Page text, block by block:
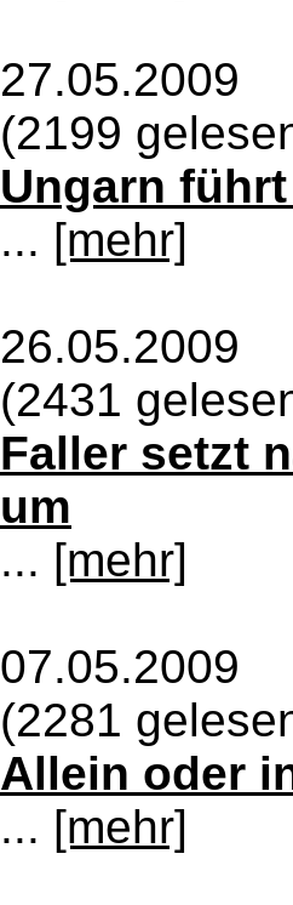
27.05.2009
(2199
Ungarn
... [mehr]
26.05.2009
(2431
Faller setzt
um
... [mehr]
07.05.2009
(2281
Allein oder
... [mehr]